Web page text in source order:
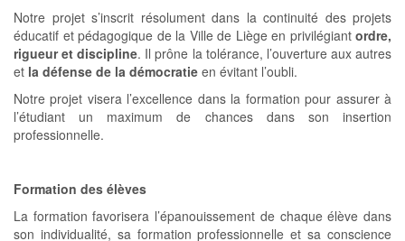
Notre projet s’inscrit résolument dans la continuité des projets
éducatif et pédagogique de la Ville de Liège en privilégiant ordre,
rigueur et discipline. Il prône la tolérance, l’ouverture aux autres
et la défense de la démocratie en évitant l’oubli.
Notre projet visera l’excellence dans la formation pour assurer à
l’étudiant un maximum de chances dans son insertion
professionnelle.
Formation des élèves
La formation favorisera l’épanouissement de chaque élève dans
son individualité, sa formation professionnelle et sa conscience